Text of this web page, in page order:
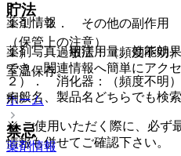
貯法
（保管上の注意）
室温保存。
ホーム
薬剤情報
１１．２． その他の副作用
１）． 過敏症：（頻度不明
２）． 消化器：（頻度不明
痢。
禁忌
薬剤情報
薬剤写真、用法用量、効能効
でき、関連情報へ簡単にアク
一般名、製品名どちらでも検索
※ ご使用いただく際に、必ず
情報も併せてご確認下さい。